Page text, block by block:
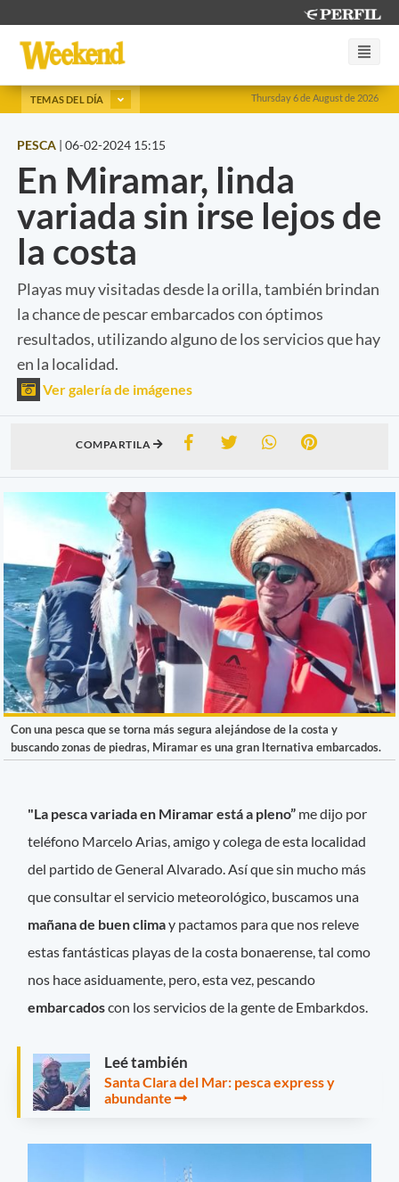
Thursday 6 de August de 2026
TEMAS DEL DÍA
PESCA | 06-02-2024 15:15
En Miramar, linda
variada sin irse lejos de
la costa
Playas muy visitadas desde la orilla, también brindan
la chance de pescar embarcados con óptimos
resultados, utilizando alguno de los servicios que hay
en la localidad.
Ver galería de imágenes
COMPARTILA
Con una pesca que se torna más segura alejándose de la costa y
buscando zonas de piedras, Miramar es una gran lternativa embarcados.
"La pesca variada en Miramar está a pleno” me dijo por
teléfono Marcelo Arias, amigo y colega de esta localidad
del partido de General Alvarado. Así que sin mucho más
que consultar el servicio meteorológico, buscamos una
mañana de buen climay pactamos para que nos releve
estas fantásticas playas de la costa bonaerense, tal como
nos hace asiduamente, pero, esta vez, pescando
embarcadoscon los servicios de la gente de Embarkdos.
Leé también
Santa Clara del Mar: pesca express y
abundante